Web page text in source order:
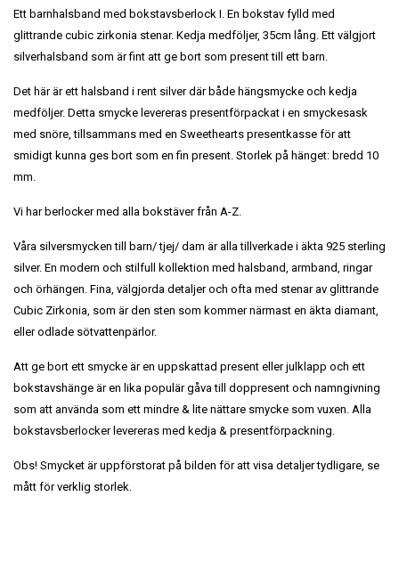
Ett barnhalsband med bokstavsberlock I. En bokstav fylld med
glittrande cubic zirkonia stenar. Kedja medföljer, 35cm lång. Ett välgjort
silverhalsband som är fint att ge bort som present till ett barn.
Det här är ett halsband i rent silver där både hängsmycke och kedja
medföljer. Detta smycke levereras presentförpackat i en smyckesask
med snöre, tillsammans med en Sweethearts presentkasse för att
smidigt kunna ges bort som en fin present. Storlek på hänget: bredd 10
mm.
Vi har berlocker med alla bokstäver från A-Z.
Våra silversmycken till barn/ tjej/ dam är alla tillverkade i äkta 925 sterling
silver. En modern och stilfull kollektion med halsband, armband, ringar
och örhängen. Fina, välgjorda detaljer och ofta med stenar av glittrande
Cubic Zirkonia, som är den sten som kommer närmast en äkta diamant,
eller odlade sötvattenpärlor.
Att ge bort ett smycke är en uppskattad present eller julklapp och ett
bokstavshänge är en lika populär gåva till doppresent och namngivning
som att använda som ett mindre & lite nättare smycke som vuxen. Alla
bokstavsberlocker levereras med kedja & presentförpackning.
Obs! Smycket är uppförstorat på bilden för att visa detaljer tydligare, se
mått för verklig storlek.